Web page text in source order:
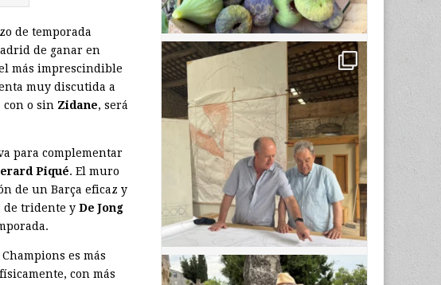
de temporada
de ganar en
más imprescindible
muy discutida a
o sin Zidane, será
para complementar
Piqué. El muro
de un Barça eficaz y
de tridente y De Jong
es más
con más